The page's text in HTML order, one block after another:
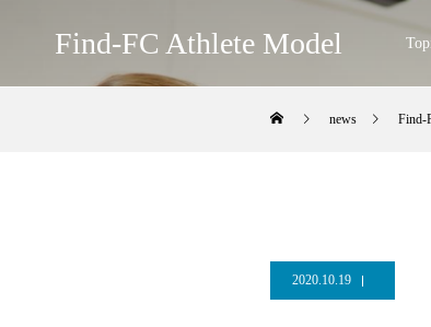
Find-FC Athlete Model
news Find-
2020.10.19